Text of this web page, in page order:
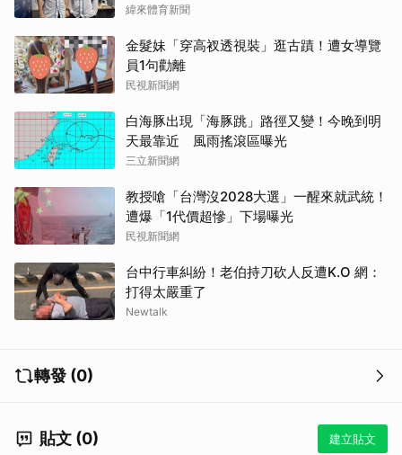
緯來體育新聞
金髮妹「穿高衩透視裝」逛古蹟！遭女導覽
員1句勸離
民視新聞網
白海豚出現「海豚跳」路徑又變！今晚到明
天最靠近 風雨搖滾區曝光
三立新聞網
教授嗆「台灣沒2028大選」一醒來就武統！
遭爆「1代價超慘」下場曝光
民視新聞網
台中行車糾紛！老伯持刀砍人反遭K.O 網：
打得太嚴重了
Newtalk
轉發 (0)
貼文 (0) 建立貼文